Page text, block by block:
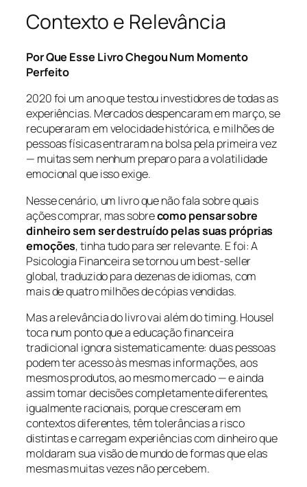
Contexto e Relevância
Por Que Esse Livro Chegou Num Momento
Perfeito
2020 foi um ano que testou investidores de todas as
experiências. Mercados despencaram em março, se
recuperaram em velocidade histórica, e milhões de
pessoas físicas entraram na bolsa pela primeira vez
— muitas sem nenhum preparo para a volatilidade
emocional que isso exige.
Nesse cenário, um livro que não fala sobre quais
ações comprar, mas sobrecomo pensar sobre
dinheiro sem ser destruído pelas suas próprias
emoções, tinha tudo para ser relevante. E foi: A
Psicologia Financeira se tornou um best-seller
global, traduzido para dezenas de idiomas, com
mais de quatro milhões de cópias vendidas.
Mas a relevância do livro vai além do timing. Housel
toca num ponto que a educação financeira
tradicional ignora sistematicamente: duas pessoas
podem ter acesso às mesmas informações, aos
mesmos produtos, ao mesmo mercado — e ainda
assim tomar decisões completamente diferentes,
igualmente racionais, porque cresceram em
contextos diferentes, têm tolerâncias a risco
distintas e carregam experiências com dinheiro que
moldaram sua visão de mundo de formas que elas
mesmas muitas vezes não percebem.